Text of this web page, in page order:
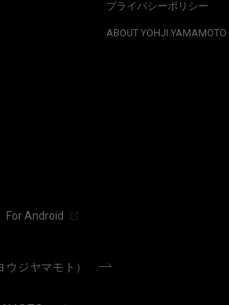
プライバシーポリシー
ABOUT YOHJI YAMAMOTO
For Android
ジヤマモト）